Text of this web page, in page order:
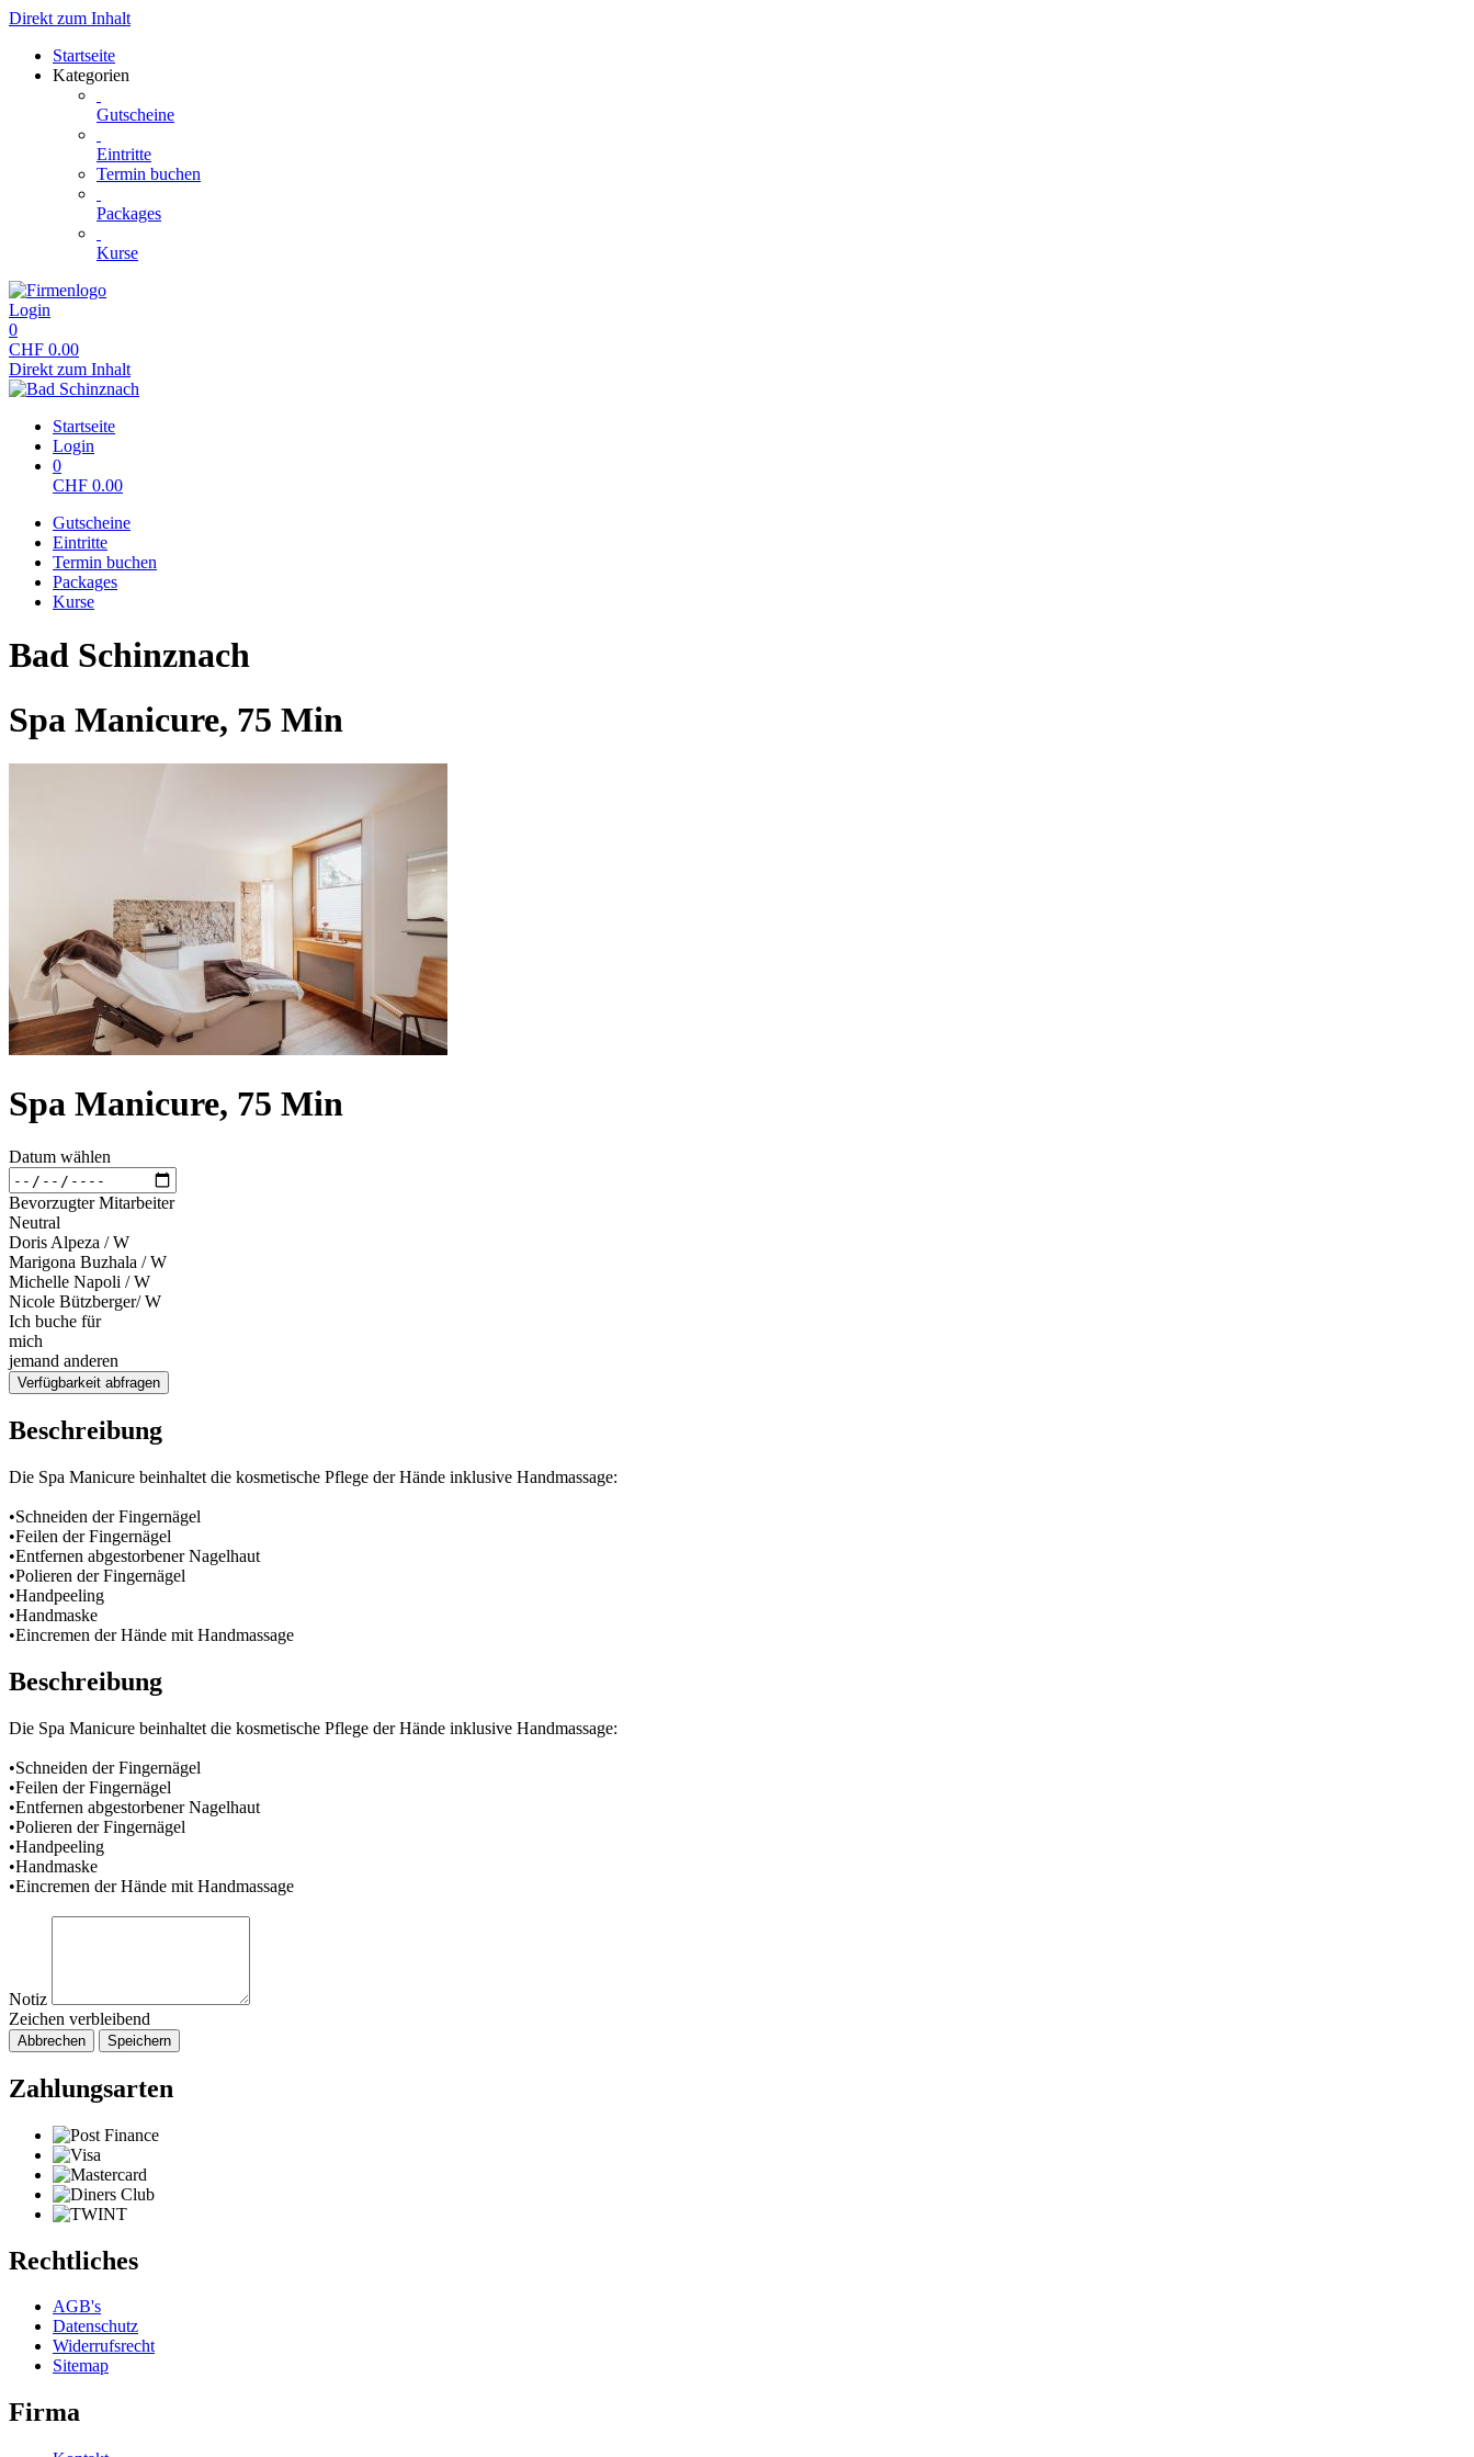
Direkt zum Inhalt
Startseite
Kategorien
Gutscheine
Eintritte
Termin buchen
Packages
Kurse
Login
0
CHF 0.00
Direkt zum Inhalt
Startseite
Login
0
CHF 0.00
Gutscheine
Eintritte
Termin buchen
Packages
Kurse
Bad Schinznach
Spa Manicure, 75 Min
Spa Manicure, 75 Min
Datum wählen
Bevorzugter Mitarbeiter
Neutral
Doris Alpeza / W
Marigona Buzhala / W
Michelle Napoli / W
Nicole Bützberger/ W
Ich buche für
mich
jemand anderen
Verfügbarkeit abfragen
Beschreibung
Die Spa Manicure beinhaltet die kosmetische Pflege der Hände inklusive Handmassage:
•Schneiden der Fingernägel
•Feilen der Fingernägel
•Entfernen abgestorbener Nagelhaut
•Polieren der Fingernägel
•Handpeeling
•Handmaske
•Eincremen der Hände mit Handmassage
Beschreibung
Die Spa Manicure beinhaltet die kosmetische Pflege der Hände inklusive Handmassage:
•Schneiden der Fingernägel
•Feilen der Fingernägel
•Entfernen abgestorbener Nagelhaut
•Polieren der Fingernägel
•Handpeeling
•Handmaske
•Eincremen der Hände mit Handmassage
Notiz
Zeichen verbleibend
Abbrechen Speichern
Zahlungsarten
Rechtliches
AGB's
Datenschutz
Widerrufsrecht
Sitemap
Firma